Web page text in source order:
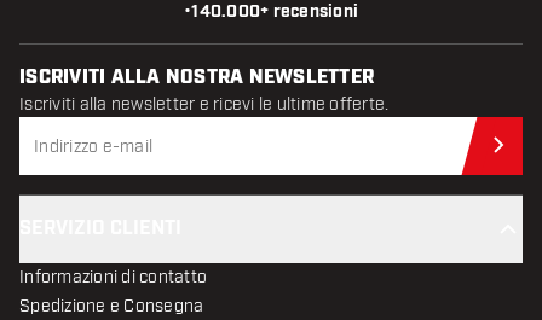
•140.000+ recensioni
ISCRIVITI ALLA NOSTRA NEWSLETTER
Iscriviti alla newsletter e ricevi le ultime offerte.
Informazioni di contatto
Spedizione e Consegna